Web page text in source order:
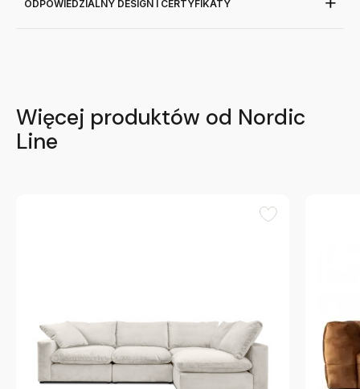
ODPOWIEDZIALNY DESIGN I CERTYFIKATY
Więcej produktów od Nordic
Line